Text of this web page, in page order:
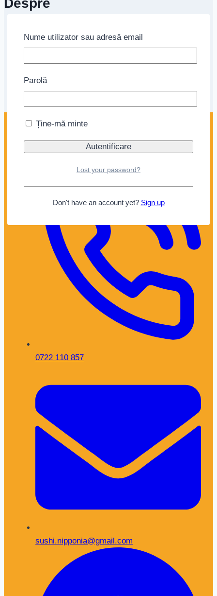
Despre
Politica de retur
CONTACT
S.C. NIPPON GOURMET S.R.L.
RO 43646120
0722 110 857
sushi.nipponia@gmail.com
Nume utilizator sau adresă email
Parolă
Ține-mă minte
Lost your password?
Don't have an account yet? Sign up